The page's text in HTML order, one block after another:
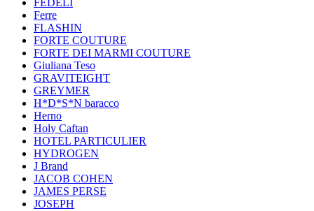
FEDELI
Ferre
FLASHIN
FORTE COUTURE
FORTE DEI MARMI COUTURE
Giuliana Teso
GRAVITEIGHT
GREYMER
H*D*S*N baracco
Herno
Holy Caftan
HOTEL PARTICULIER
HYDROGEN
J Brand
JACOB COHEN
JAMES PERSE
JOSEPH